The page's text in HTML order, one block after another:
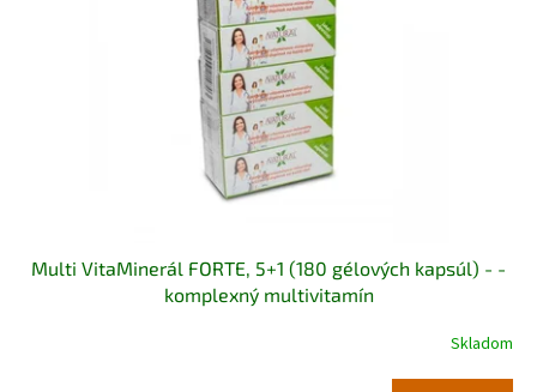
Multi VitaMinerál FORTE, 5+1 (180 gélových kapsúl) - -
komplexný multivitamín
Skladom